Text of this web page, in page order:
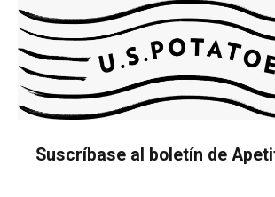
Suscríbase al boletín de